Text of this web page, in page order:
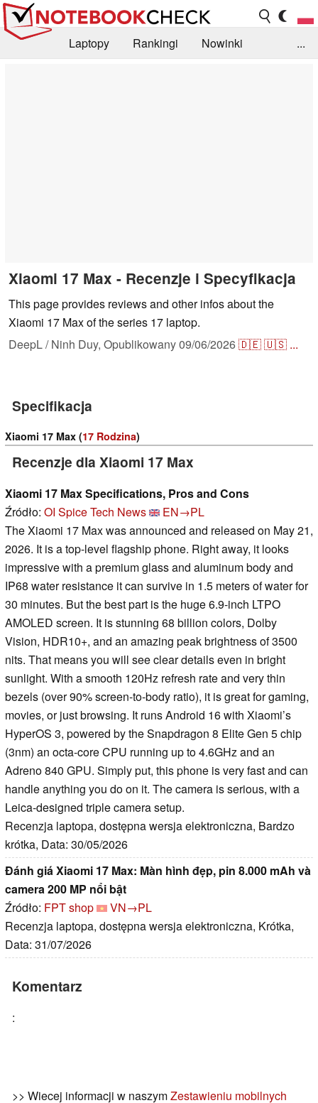
Laptopy Rankingi
Nowinki
...
Xiaomi 17 Max - Recenzje i Specyfikacja
This page provides reviews and other infos about the
Xiaomi 17 Max of the series 17 laptop.
DeepL / Ninh Duy, Opublikowany09/06/2026🇩🇪🇺🇸 ...
Specifikacja
Xiaomi 17 Max (17 Rodzina)
Recenzje dla Xiaomi 17 Max
Xiaomi 17 Max Specifications, Pros and Cons
Źródło: OI Spice Tech News
EN→PL
The Xiaomi 17 Max was announced and released on May 21,
2026. It is a top-level flagship phone. Right away, it looks
impressive with a premium glass and aluminum body and
IP68 water resistance it can survive in 1.5 meters of water for
30 minutes. But the best part is the huge 6.9-inch LTPO
AMOLED screen. It is stunning 68 billion colors, Dolby
Vision, HDR10+, and an amazing peak brightness of 3500
nits. That means you will see clear details even in bright
sunlight. With a smooth 120Hz refresh rate and very thin
bezels (over 90% screen-to-body ratio), it is great for gaming,
movies, or just browsing. It runs Android 16 with Xiaomi’s
HyperOS 3, powered by the Snapdragon 8 Elite Gen 5 chip
(3nm) an octa-core CPU running up to 4.6GHz and an
Adreno 840 GPU. Simply put, this phone is very fast and can
handle anything you do on it. The camera is serious, with a
Leica-designed triple camera setup.
Recenzja laptopa, dostępna wersja elektroniczna, Bardzo
krótka, Data: 30/05/2026
Đánh giá Xiaomi 17 Max: Màn hình đẹp, pin 8.000 mAh và
camera 200 MP nổi bật
Źródło: FPT shop
VN→PL
Recenzja laptopa, dostępna wersja elektroniczna, Krótka,
Data: 31/07/2026
Komentarz
:
>> Wiecej informacji w naszymZestawieniu mobilnych